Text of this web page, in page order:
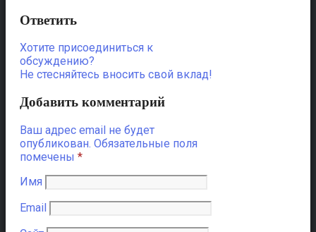
Ответить
Хотите присоединиться к
обсуждению?
Не стесняйтесь вносить свой вклад!
Добавить комментарий
Ваш адрес email не будет
опубликован. Обязательные поля
помечены *
Имя
Email